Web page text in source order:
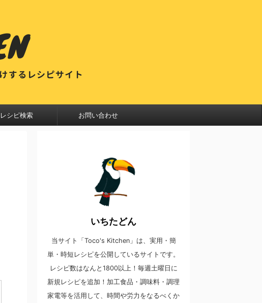
レシピ検索 お問い合わせ
いちたどん
当サイト「Toco's Kitchen」は、実用・簡
単・時短レシピを公開しているサイトです。
レシピ数はなんと1800以上！毎週土曜日に
新規レシピを追加！加工食品・調味料・調理
家電等を活用して、時間や労力をなるべくか